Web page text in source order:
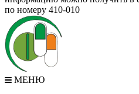
по номеру 410-010
МЕНЮ